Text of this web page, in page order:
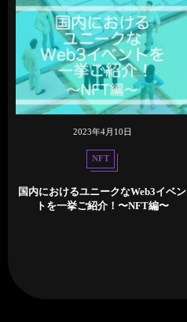
2023年4月10日
NFT
国内におけるユニークなWeb3イベン
トを一挙ご紹介！〜NFT編〜